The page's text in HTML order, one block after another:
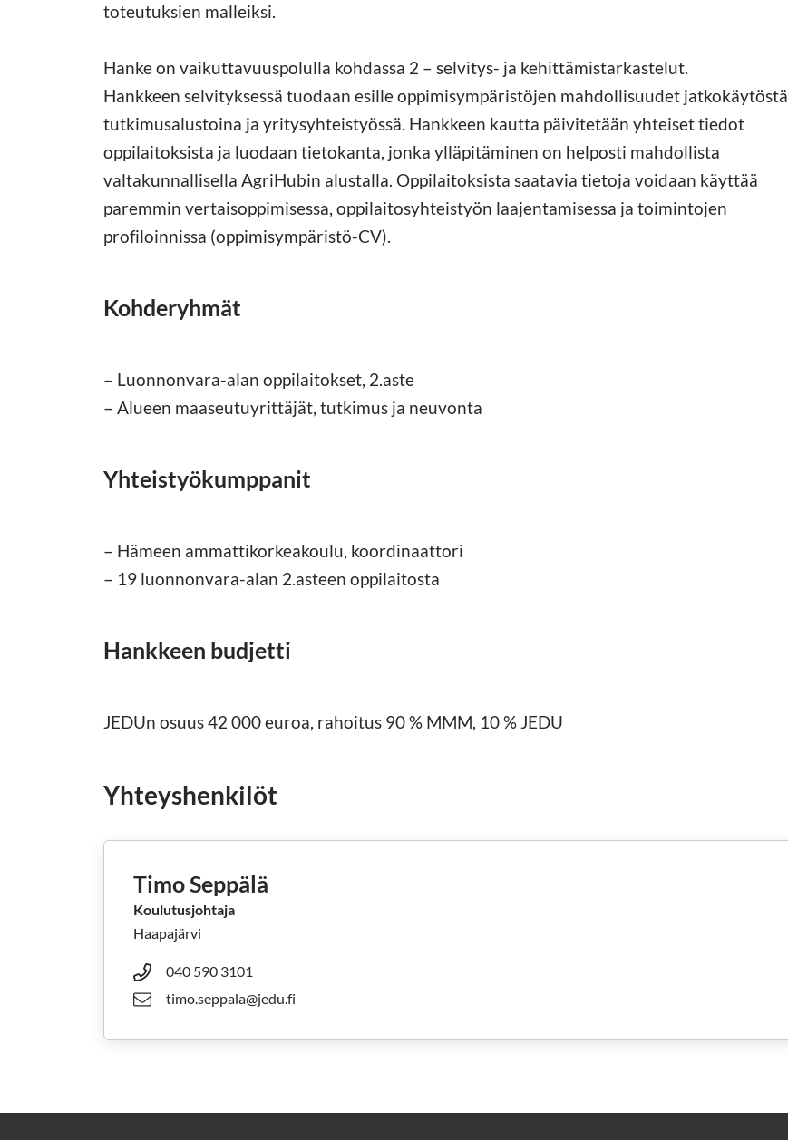
toteutuksien malleiksi.
Hanke on vaikuttavuuspolulla kohdassa 2 – selvitys- ja kehittämistarkastelut.
Hankkeen selvityksessä tuodaan esille oppimisympäristöjen mahdollisuudet jatkokäytöstä
tutkimusalustoina ja yritysyhteistyössä. Hankkeen kautta päivitetään yhteiset tiedot
oppilaitoksista ja luodaan tietokanta, jonka ylläpitäminen on helposti mahdollista
valtakunnallisella AgriHubin alustalla. Oppilaitoksista saatavia tietoja voidaan käyttää
paremmin vertaisoppimisessa, oppilaitosyhteistyön laajentamisessa ja toimintojen
profiloinnissa (oppimisympäristö-CV).
Kohderyhmät
– Luonnonvara-alan oppilaitokset, 2.aste
– Alueen maaseutuyrittäjät, tutkimus ja neuvonta
Yhteistyökumppanit
– Hämeen ammattikorkeakoulu, koordinaattori
– 19 luonnonvara-alan 2.asteen oppilaitosta
Hankkeen budjetti
JEDUn osuus 42 000 euroa, rahoitus 90 % MMM, 10 % JEDU
Yhteyshenkilöt
Timo Seppälä
Koulutusjohtaja
Haapajärvi
040 590 3101
timo.seppala@jedu.fi